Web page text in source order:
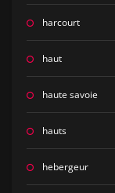
harcourt
haut
haute savoie
hauts
hebergeur